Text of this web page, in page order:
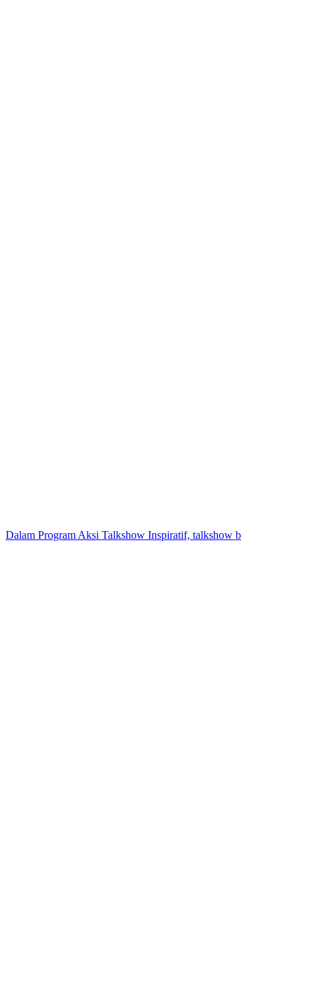
Dalam Program Aksi Talkshow Inspiratif, talkshow b